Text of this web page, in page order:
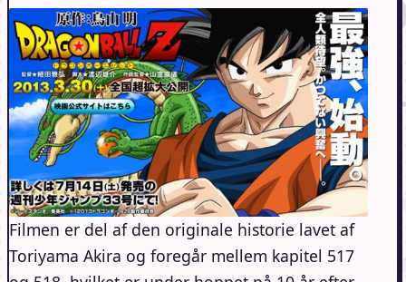
Filmen er del af den originale historie lavet af
Toriyama Akira og foregår mellem kapitel 517